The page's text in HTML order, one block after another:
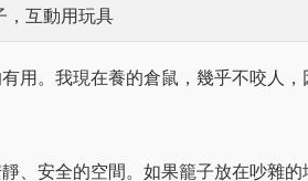
，互動用玩具
用。我現在養的倉鼠，幾乎不咬人，
、安全的空間。如果籠子放在吵雜